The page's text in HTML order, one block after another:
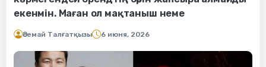
екенмін. Маған ол мақтаныш неме
Әсемай Талғатқызы 6 июня, 2026